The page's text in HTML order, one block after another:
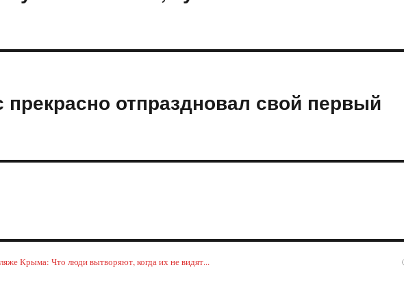
отпраздновал свой первый
Крыма: Что люди вытворяют, когда их не видят...